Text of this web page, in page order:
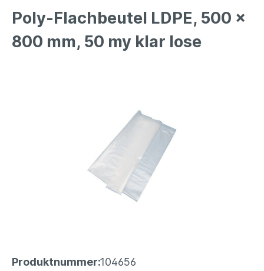
Poly-Flachbeutel LDPE, 500 x
800 mm, 50 my klar lose
Produktnummer:104656